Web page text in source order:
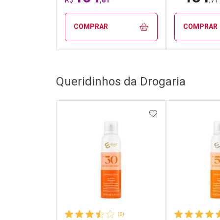
COMPRAR
Laboratório
Por Menos
COMPRAR
Por
Queridinhos da Drogaria
(6)
ADICIONAR AOS